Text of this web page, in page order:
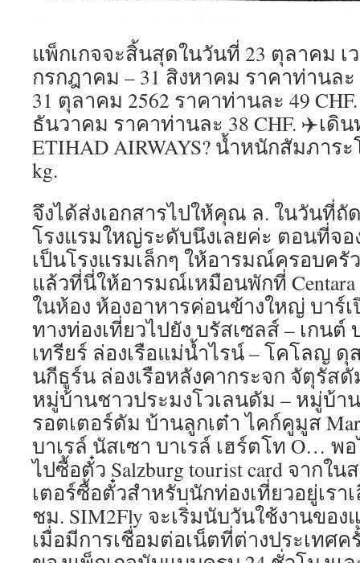
แพ็กเกจจะสิ้นสุดในวันที่ 23 ตุลาคม เว
กรกฎาคม – 31 สิงหาคม ราคาท่านละ
31 ตุลาคม 2562 ราคาท่านละ 49
ธันวาคม ราคาท่านละ 38 CHF. ✈️เดิ
ETIHAD AIRWAYS? น้ำหนักสัมภาร
kg.
จึงได้ส่งเอกสารไปให้คุณ ล. ในวันที่ถั
โรงแรมใหญ่ระดับนึงเลยค่ะ ตอนที่จอ
เป็นโรงแรมเล็กๆ ให้อารมณ์ครอบครั
แล้วที่นี่ให้อารมณ์เหมือนพักที่
ในห้อง ห้องอาหารค่อนข้างใหญ่ บาร์
ทางท่องเที่ยวไปยัง บรัสเซลส์ – เกนต์
เทรียร์ ล่องเรือแม่น้ำไรน์ – โคโลญ
นกีธูร์น ล่องเรือหลังคากระจก จัตุรัส
หมู่บ้านชาวประมงโวเลนดัม – หมู่บ้
รอตเตอร์ดัม บ้านลูกเต๋า ไคก์คูมูส
บาเรล์ นัสเซา บาเรล์ เฮร์ตโท O… พอ
ไปซื้อตั๋ว Salzburg tourist card จากใ
เตอร์ซื้อตั๋วสำหรับนักท่องเที่ยวอยู่เรา
ชม. SIM2Fly จะเริ่มนับวันใช้งานของ
เมื่อมีการเชื่อมต่อเน็ตที่ต่างประเทศค